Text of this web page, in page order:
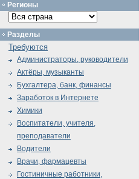
Регионы
Разделы
Требуются
Администраторы, руководители
Актёры, музыканты
Бухгалтера, банк, финансы
Заработок в Интернете
Химики
Воспитатели, учителя,
преподаватели
Водители
Врачи, фармацевты
Гостиничные работники,